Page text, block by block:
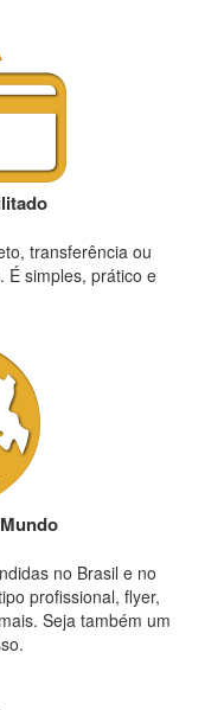
transferência ou
É simples, prático e
no Brasil e no
profissional, flyer,
Seja também um